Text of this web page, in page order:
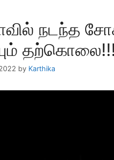
நடந்த
தற்கொலை!!!
by Karthika